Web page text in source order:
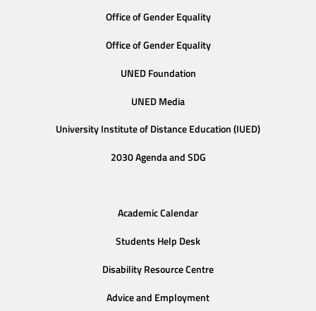
Office of Gender Equality
Office of Gender Equality
UNED Foundation
UNED Media
University Institute of Distance Education (IUED)
2030 Agenda and SDG
Academic Calendar
Students Help Desk
Disability Resource Centre
Advice and Employment